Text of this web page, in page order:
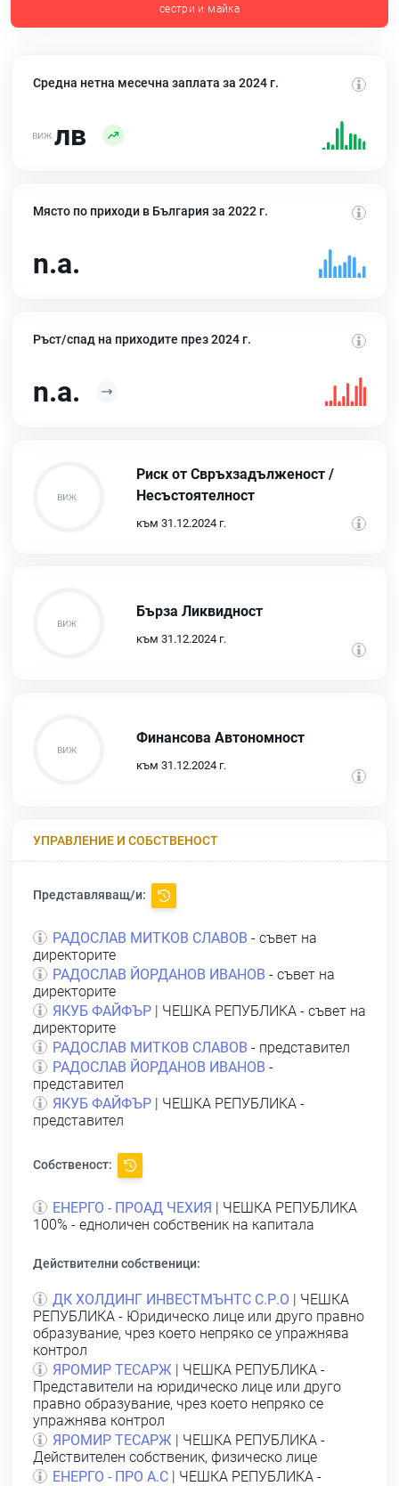
сестри и майка
Средна нетна месечна заплата за 2024 г.
лв
Място по приходи в България за 2022 г.
n.a.
Ръст/спад на приходите през 2024 г.
n.a.
Риск от Свръхзадълженост /
Несъстоятелност
към 31.12.2024 г.
Бърза Ликвидност
към 31.12.2024 г.
Финансова Автономност
към 31.12.2024 г.
УПРАВЛЕНИЕ И СОБСТВЕНОСТ
Представляващ/и:
РАДОСЛАВ МИТКОВ СЛАВОВ - съвет на
директорите
РАДОСЛАВ ЙОРДАНОВ ИВАНОВ - съвет на
директорите
ЯКУБ ФАЙФЪР | ЧЕШКА РЕПУБЛИКА - съвет на
директорите
РАДОСЛАВ МИТКОВ СЛАВОВ - представител
РАДОСЛАВ ЙОРДАНОВ ИВАНОВ -
представител
ЯКУБ ФАЙФЪР | ЧЕШКА РЕПУБЛИКА -
представител
Собственост:
ЕНЕРГО - ПРОАД ЧЕХИЯ
| ЧЕШКА РЕПУБЛИКА
100% - едноличен собственик на капитала
Действителни собственици:
ДК ХОЛДИНГ ИНВЕСТМЪНТС С.Р.О | ЧЕШКА
РЕПУБЛИКА - Юридическо лице или друго правно
образувание, чрез което непряко се упражнява
контрол
ЯРОМИР ТЕСАРЖ | ЧЕШКА РЕПУБЛИКА -
Представители на юридическо лице или друго
правно образувание, чрез което непряко се
упражнява контрол
ЯРОМИР ТЕСАРЖ | ЧЕШКА РЕПУБЛИКА -
Действителен собственик, физическо лице
ЕНЕРГО - ПРО А.С | ЧЕШКА РЕПУБЛИКА -